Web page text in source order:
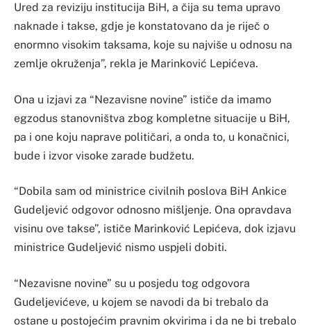
Ured za reviziju institucija BiH, a čija su tema upravo
naknade i takse, gdje je konstatovano da je riječ o
enormno visokim taksama, koje su najviše u odnosu na
zemlje okruženja”, rekla je Marinković Lepićeva.
Ona u izjavi za “Nezavisne novine” ističe da imamo
egzodus stanovništva zbog kompletne situacije u BiH,
pa i one koju naprave političari, a onda to, u konačnici,
bude i izvor visoke zarade budžetu.
“Dobila sam od ministrice civilnih poslova BiH Ankice
Gudeljević odgovor odnosno mišljenje. Ona opravdava
visinu ove takse”, ističe Marinković Lepićeva, dok izjavu
ministrice Gudeljević nismo uspjeli dobiti.
“Nezavisne novine” su u posjedu tog odgovora
Gudeljevićeve, u kojem se navodi da bi trebalo da
ostane u postojećim pravnim okvirima i da ne bi trebalo